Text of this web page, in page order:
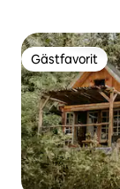
Gästfavorit
Gästfavorit